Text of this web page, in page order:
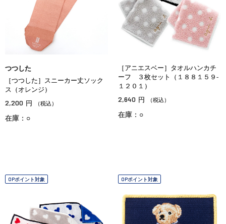
つつした
［つつした］スニーカー丈ソック
ス（オレンジ）
2,200 円 （税込）
在庫：○
［アニエスベー］タオルハンカチ
ーフ ３枚セット（１８８１５９‐
１２０１）
2,640 円 （税込）
在庫：○
OPポイント対象 OPポイント対象